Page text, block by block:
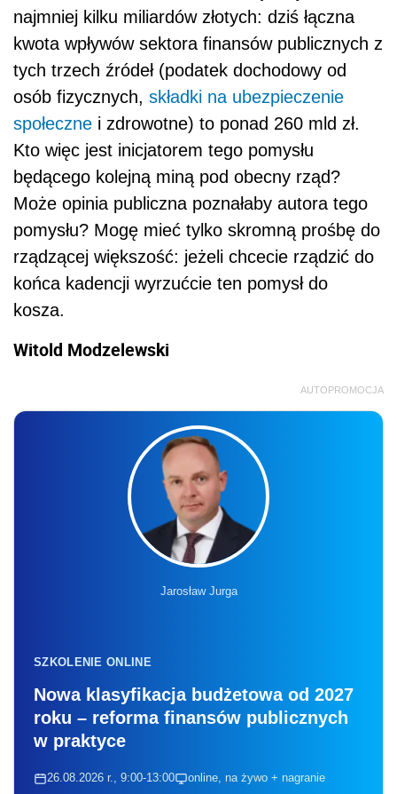
najmniej kilku miliardów złotych: dziś łączna
kwota wpływów sektora finansów publicznych z
tych trzech źródeł (podatek dochodowy od
osób fizycznych, składki na ubezpieczenie
społeczne i zdrowotne) to ponad 260 mld zł.
Kto więc jest inicjatorem tego pomysłu
będącego kolejną miną pod obecny rząd?
Może opinia publiczna poznałaby autora tego
pomysłu? Mogę mieć tylko skromną prośbę do
rządzącej większość: jeżeli chcecie rządzić do
końca kadencji wyrzućcie ten pomysł do
kosza.
Witold Modzelewski
AUTOPROMOCJA
Jarosław Jurga
SZKOLENIE ONLINE
Nowa klasyfikacja budżetowa od 2027
roku – reforma finansów publicznych
w praktyce
26.08.2026 r., 9:00-13:00 online, na żywo + nagranie